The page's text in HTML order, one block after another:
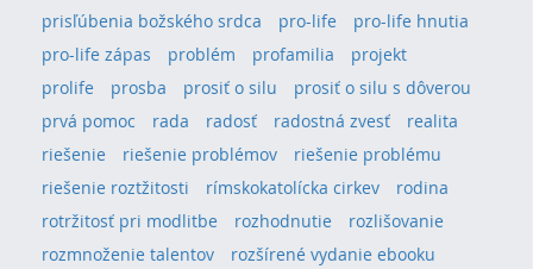
prisľúbenia božského srdca
pro-life
pro-life hnutia
pro-life zápas
problém profamilia
projekt
prolife
prosba prosiť o silu
prosiť o silu s dôverou
prvá pomoc
rada radosť radostná zvesť
realita
riešenie
riešenie problémov
riešenie problému
riešenie roztžitosti
rímskokatolícka cirkev
rodina
rotržitosť pri modlitbe
rozhodnutie
rozlišovanie
rozmnoženie talentov
rozšírené vydanie ebooku